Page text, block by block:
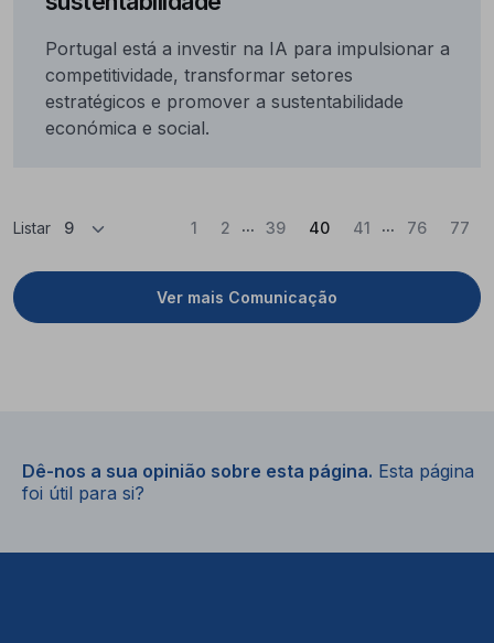
Portugal está a investir na IA para impulsionar a
competitividade, transformar setores
estratégicos e promover a sustentabilidade
económica e social.
Listar
Ver mais Comunicação
1 2 ... 39 40(Atual)
41 ... 76 77
Dê-nos a sua opinião sobre esta página. Esta página
foi útil para si?